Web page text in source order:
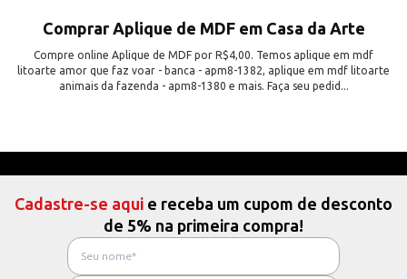
Comprar Aplique de MDF em Casa da Arte
Compre online Aplique de MDF por R$4,00. Temos aplique em mdf
litoarte amor que faz voar - banca - apm8-1382, aplique em mdf litoarte
animais da fazenda - apm8-1380 e mais. Faça seu pedid...
Cadastre-se aqui e receba um cupom de desconto
de 5% na primeira compra!